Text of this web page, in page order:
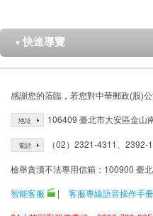
▼ 快速導覽
感謝您的蒞臨，若您對中華郵政(股)
地址 106409 臺北市大安區金山
電話 （02）2321-4311、
檢舉貪瀆不法專用信箱：100900 臺
智能客服
| 客服專線語音操作手冊